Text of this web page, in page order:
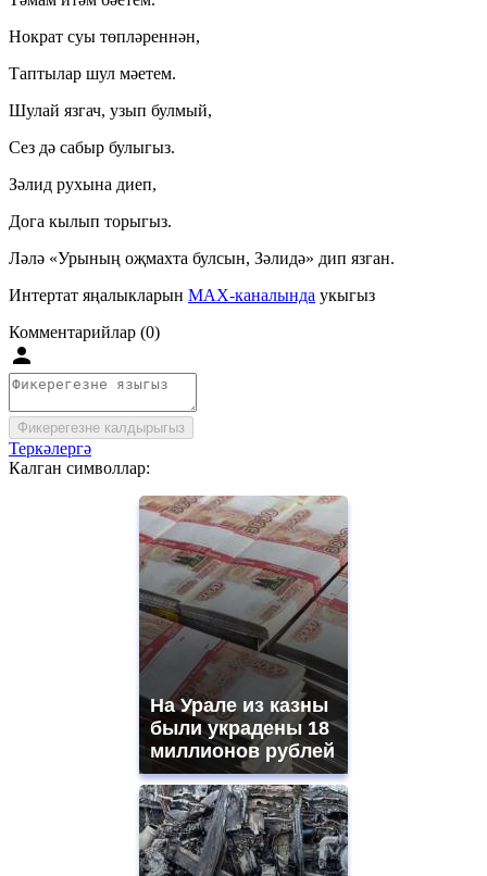
Нократ суы төпләреннән,
Таптылар шул мәетем.
Шулай язгач, узып булмый,
Сез дә сабыр булыгыз.
Зәлид рухына диеп,
Дога кылып торыгыз.
Ләлә «Урының оҗмахта булсын, Зәлидә» дип язган.
Интертат яңалыкларын MAX-каналында укыгыз
Комментарийлар (0)
Фикерегезне калдырыгыз
Теркәлергә
Калган символлар:
На Урале из казны
были украдены 18
миллионов рублей